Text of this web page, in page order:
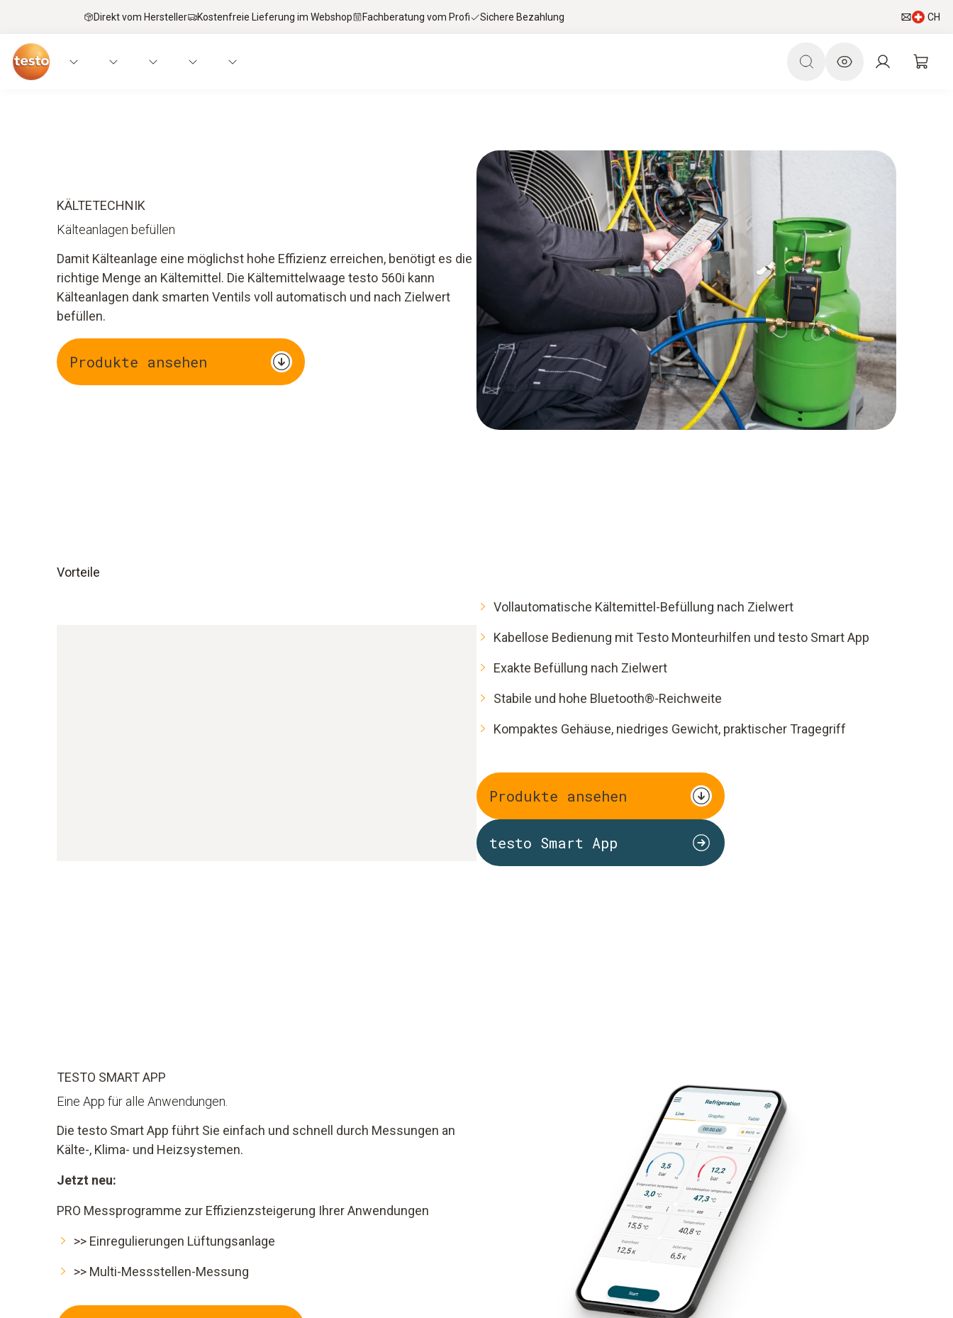
Direkt vom Hersteller Kostenfreie Lieferung im Webshop Fachberatung vom Profi Sichere Bezahlung CH
Anwendungen
KÄLTETECHNIK
Kälteanlagen befüllen
Damit Kälteanlage eine möglichst hohe Effizienz erreichen, benötigt es die
richtige Menge an Kältemittel. Die Kältemittelwaage testo 560i kann
Kälteanlagen dank smarten Ventils voll automatisch und nach Zielwert
befüllen.
Produkte ansehen
Vorteile
Vollautomatische Kältemittel-Befüllung nach Zielwert
Kabellose Bedienung mit Testo Monteurhilfen und testo Smart App
Exakte Befüllung nach Zielwert
Stabile und hohe Bluetooth®-Reichweite
Kompaktes Gehäuse, niedriges Gewicht, praktischer Tragegriff
Produkte ansehen
testo Smart App
TESTO SMART APP
Eine App für alle Anwendungen.
Die testo Smart App führt Sie einfach und schnell durch Messungen an
Kälte-, Klima- und Heizsystemen.
Jetzt neu:
PRO Messprogramme zur Effizienzsteigerung Ihrer Anwendungen
>> Einregulierungen Lüftungsanlage
>> Multi-Messstellen-Messung